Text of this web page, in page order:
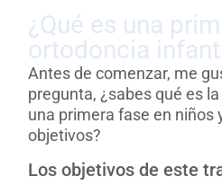
¿Qué es una
ortodoncia
Antes de comenzar, me
pregunta, ¿sabes qué es
una primera fase en niños
objetivos?
Los objetivos de este